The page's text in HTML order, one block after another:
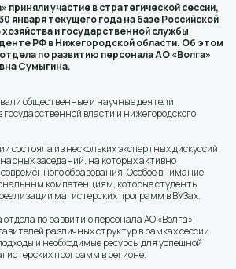
приняли участие в стратегической сессии,
января текущего года на базе Российской
и государственной службы
РФ в Нижегородской области. Об этом
по развитию персонала АО «Волга»
Сумыгина.
общественные и научные деятели,
власти и нижегородского
состояла из нескольких экспертных дискуссий,
заседаний, на которых активно
образования. Особое внимание
компетенциям, которые студенты
магистерских программ в ВУЗах.
по развитию персонала АО «Волга»,
различных структур в рамках сессии
и необходимые ресурсы для успешной
программ в регионе.